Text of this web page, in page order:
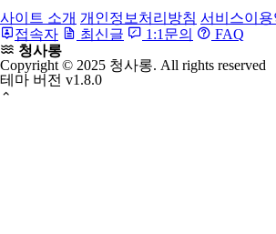
사이트 소개 개인정보처리방침 서비스이
접속자
최신글 1:1문의
FAQ
청사롱
Copyright © 2025 청사롱. All rights reserved
테마 버전 v1.8.0